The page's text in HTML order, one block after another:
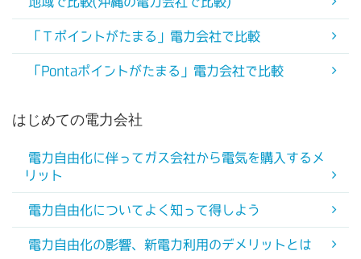
「Ｔポイントがたまる」電力会社で比較
「Pontaポイントがたまる」電力会社で比較
はじめての電力会社
電力自由化に伴ってガス会社から電気を購入するメ
リット
電力自由化についてよく知って得しよう
電力自由化の影響、新電力利用のデメリットとは